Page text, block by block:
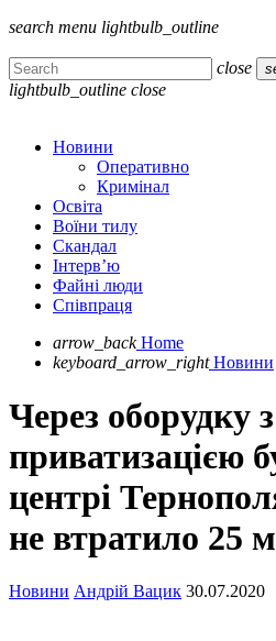
search menu lightbulb_outline
close
lightbulb_outline close
Новини
Оперативно
Кримінал
Освіта
Воїни тилу
Скандал
Інтерв’ю
Файні люди
Співпраця
arrow_back Home
keyboard_arrow_right Новини
Через оборудку з
приватизацією
центрі
не втратило 25
Новини Андрій Вацик 30.07.2020